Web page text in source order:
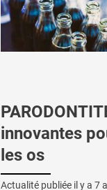
innovantes
les os
Actualité publiée il y a 7